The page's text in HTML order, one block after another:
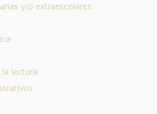
y/o extraescolares
lectura